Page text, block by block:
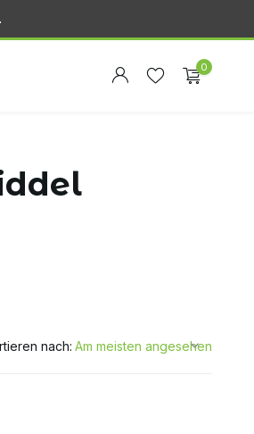
0
nach: